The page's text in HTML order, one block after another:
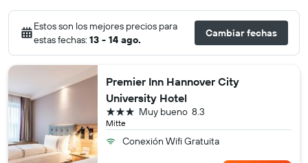
Estos son los mejores precios para
estas fechas: 13 - 14 ago.
Cambiar fechas
Premier Inn Hannover City
University Hotel
Mitte
8.3
Muy bueno
3 estrellas
Conexión Wifi Gratuita